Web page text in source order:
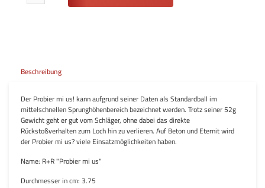
Beschreibung
Der Probier mi us! kann aufgrund seiner Daten als Standardball im
mittelschnellen Sprunghöhenbereich bezeichnet werden. Trotz seiner 52g
Gewicht geht er gut vom Schläger, ohne dabei das direkte
Rückstoßverhalten zum Loch hin zu verlieren. Auf Beton und Eternit wird
der Probier mi us? viele Einsatzmöglichkeiten haben.
Name: R+R "Probier mi us"
Durchmesser in cm: 3.75